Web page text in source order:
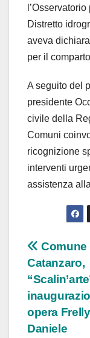
Distretto
aveva
per il
A seguito del
presidente
civile della
Comuni
ricognizione
interventi
assistenza
articoli
Comune
Catanzaro,
opera
Daniele